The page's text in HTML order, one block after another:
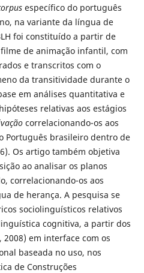
específico do português
na variante da língua de
foi constituído a partir de
de animação infantil, com
e transcritos com o
da transitividade durante o
em análises quantitativa e
relativas aos estágios
correlacionando-os aos
Português brasileiro dentro de
Os artigo também objetiva
ao analisar os planos
correlacionando-os aos
de herança. A pesquisa se
sociolinguísticos relativos
cognitiva, a partir dos
2008) em interface com os
baseada no uso, nos
de Construções